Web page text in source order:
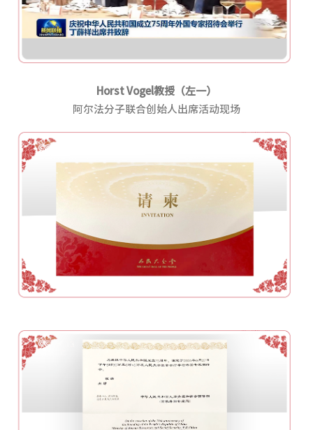
Horst Vogel 教授（左一）
阿尔法分子联合创始人出席活动现场